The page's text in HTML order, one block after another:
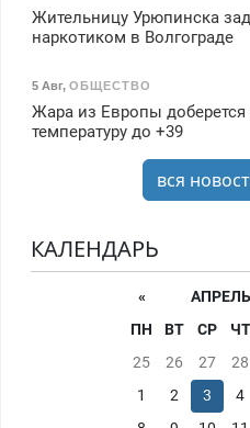
Жительницу Урюпинска
наркотиком в Волгограде
5 Авг, ОБЩЕСТВО
Жара из Европы доберется
температуру до +39
вся
КАЛЕНДАРЬ
«
ПН
ВТ СР ЧТ
25
26 27 28
1
2 3 4